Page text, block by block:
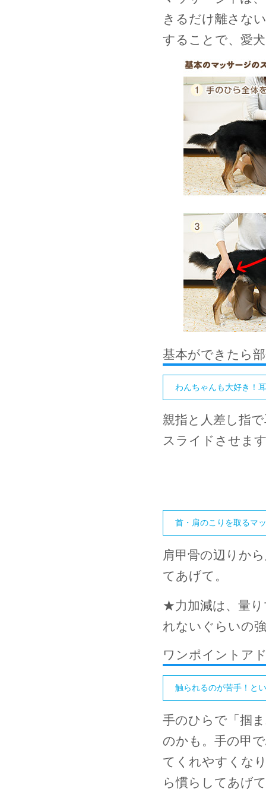
きるだけ離さな
することで、愛
基本ができたら
わんちゃんも大好き！
親指と人差し指
スライドさせま
首・肩のこりを取るマ
肩甲骨の辺りか
てあげて。
★力加減は、量
れないぐらいの
ワンポイントア
触られるのが苦手！と
手のひらで「掴
のかも。手の甲
てくれやすくな
ら慣らしてあげ